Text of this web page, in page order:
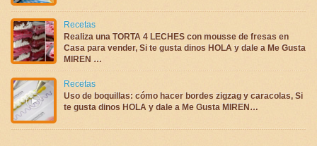
Recetas
Realiza una TORTA 4 LECHES con mousse de fresas en
Casa para vender, Si te gusta dinos HOLA y dale a Me Gusta
MIREN …
Recetas
Uso de boquillas: cómo hacer bordes zigzag y caracolas, Si
te gusta dinos HOLA y dale a Me Gusta MIREN…